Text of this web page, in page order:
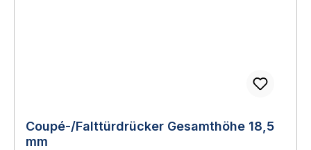
Coupé-/Falttürdrücker Gesamthöhe 18,5
mm